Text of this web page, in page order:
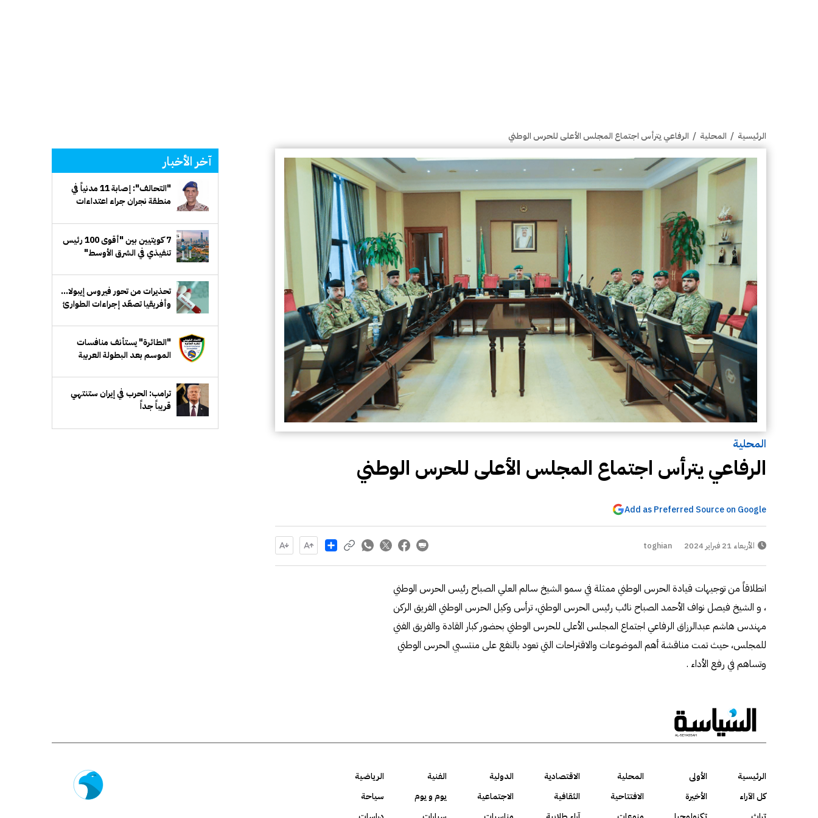
الرئيسية / المحلية / الرفاعي يترأس اجتماع المجلس الأعلى للحرس الوطني
المحلية
الرفاعي يترأس اجتماع المجلس الأعلى للحرس الوطني
Add as Preferred Source on Google
الأربعاء 21 فبراير 2024 toghian
Share
انطلاقاً من توجيهات قيادة الحرس الوطني ممثلة في سمو الشيخ سالم العلي الصباح رئيس الحرس الوطني
، و الشيخ فيصل نواف الأحمد الصباح نائب رئيس الحرس الوطني، ترأس وكيل الحرس الوطني الفريق الركن
مهندس هاشم عبدالرزاق الرفاعي اجتماع المجلس الأعلى للحرس الوطني بحضور كبار القادة والفريق الفني
للمجلس، حيث تمت مناقشة أهم الموضوعات والاقتراحات التي تعود بالنفع على منتسبي الحرس الوطني
وتساهم في رفع الأداء .
آخر الأخبار
"التحالف": إصابة 11 مدنياً في
منطقة نجران جراء اعتداءات
7 كويتيين بين "أقوى 100 رئيس
تنفيذي في الشرق الأوسط"
تحذيرات من تحور فيروس إيبولا...
وأفريقيا تصعّد إجراءات الطوارئ
"الطائرة" يستأنف منافسات
الموسم بعد البطولة العربية
ترامب: الحرب في إيران ستنتهي
قريباً جداً
الرئيسية الأولى المحلية الاقتصادية الدولية الفنية
الرياضية
كل الآراء
الأخيرة الافتتاحية الثقافية الاجتماعية يوم و يوم
سياحة